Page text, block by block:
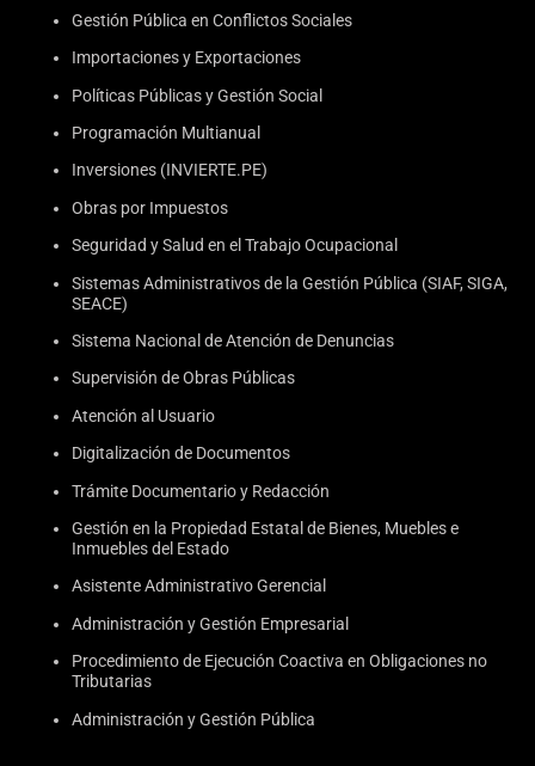
Gestión Pública en Conflictos Sociales
Importaciones y Exportaciones
Políticas Públicas y Gestión Social
Programación Multianual
Inversiones (INVIERTE.PE)
Obras por Impuestos
Seguridad y Salud en el Trabajo Ocupacional
Sistemas Administrativos de la Gestión Pública (SIAF, SIGA,
SEACE)
Sistema Nacional de Atención de Denuncias
Supervisión de Obras Públicas
Atención al Usuario
Digitalización de Documentos
Trámite Documentario y Redacción
Gestión en la Propiedad Estatal de Bienes, Muebles e
Inmuebles del Estado
Asistente Administrativo Gerencial
Administración y Gestión Empresarial
Procedimiento de Ejecución Coactiva en Obligaciones no
Tributarias
Administración y Gestión Pública